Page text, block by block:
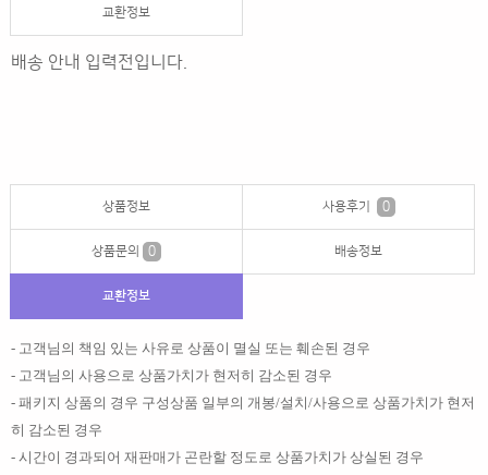
교환정보
배송 안내 입력전입니다.
상품정보 사용후기 0
상품문의 0 배송정보
교환정보
- 고객님의 책임 있는 사유로 상품이 멸실 또는 훼손된 경우
- 고객님의 사용으로 상품가치가 현저히 감소된 경우
- 패키지 상품의 경우 구성상품 일부의 개봉/설치/사용으로 상품가치가 현저
히 감소된 경우
- 시간이 경과되어 재판매가 곤란할 정도로 상품가치가 상실된 경우